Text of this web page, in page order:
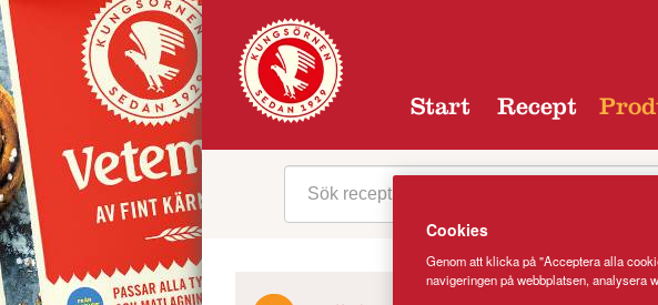
Start Recept
Cookies
Genom att klicka på "Acceptera alla
navigeringen på webbplatsen, analysera